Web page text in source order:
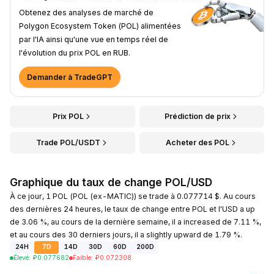
Obtenez des analyses de marché de
Polygon Ecosystem Token (POL) alimentées
par l'IA ainsi qu'une vue en temps réel de
l'évolution du prix POL en RUB.
Demander à TradeGPT
Prix POL Prédiction de prix
Trade POL/USDT Acheter des POL
Graphique du taux de change POL/USD
À ce jour, 1 POL (POL (ex-MATIC)) se trade à 0.077714 $. Au cours
des dernières 24 heures, le taux de change entre POL et l'USD a up
de 3.06 %, au cours de la dernière semaine, il a increased de 7.11 %,
et au cours des 30 derniers jours, il a slightly upward de 1.79 %.
24H 7D 14D 30D 60D
200D
Élevé: ₽0.077682 Faible: ₽0.072308